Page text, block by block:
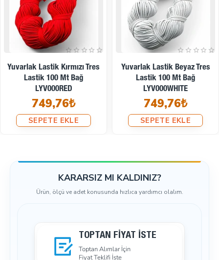
Yuvarlak Lastik Kırmızı Tres
Lastik 100 Mt Bağ
LYV000RED
749,76₺
SEPETE EKLE
Yuvarlak Lastik Beyaz Tres
Lastik 100 Mt Bağ
LYV000WHITE
749,76₺
SEPETE EKLE
KARARSIZ MI KALDINIZ?
Ürün, ölçü ve adet konusunda hızlıca yardımcı olalım.
TOPTAN FIYAT İSTE
Toptan Alımlar İçin
Fiyat Teklifi İste